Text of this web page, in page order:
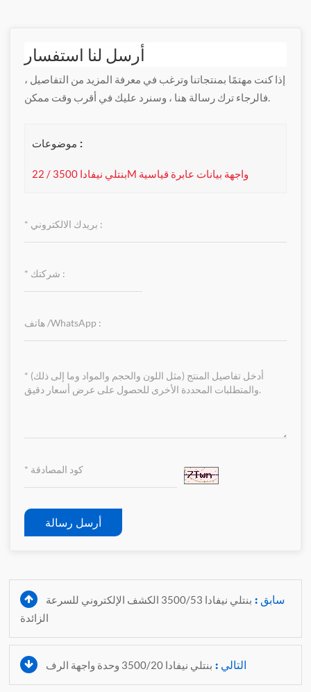
أرسل لنا استفسار
إذا كنت مهتمًا بمنتجاتنا وترغب في معرفة المزيد من التفاصيل ،
فالرجاء ترك رسالة هنا ، وسنرد عليك في أقرب وقت ممكن.
موضوعات :
بنتلي نيفادا 3500 / 22M واجهة بيانات عابرة قياسية
أرسل رسالة
سابق :
بنتلي نيفادا 3500/53 الكشف الإلكتروني للسرعة
الزائدة
التالي : بنتلي نيفادا 3500/20 وحدة واجهة الرف